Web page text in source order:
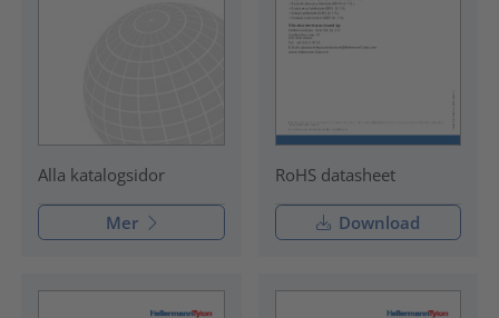
Alla katalogsidor
Mer
RoHS datasheet
Download